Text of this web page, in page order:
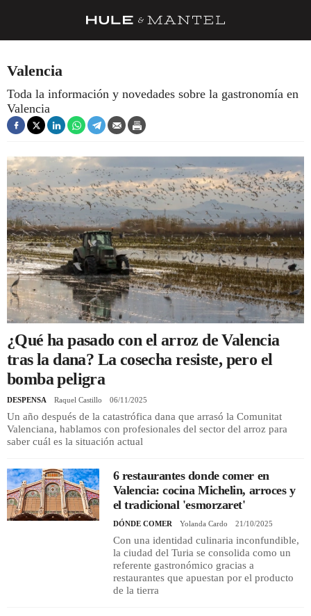
DESPENSA
BARRAS Y ESTRELLAS
DÓNDE COMER
ÍDOLOS DE MESAS
CUADERNO DE VIAJE
TRADICIÓN
MENÚ DEL DÍA
A CUCHILLO
REGISTRO
Valencia
Toda la información y novedades sobre la gastronomía en
Valencia
¿Qué ha pasado con el arroz de Valencia
tras la dana? La cosecha resiste, pero el
bomba peligra
DESPENSA Raquel Castillo 06/11/2025
Un año después de la catastrófica dana que arrasó la Comunitat
Valenciana, hablamos con profesionales del sector del arroz para
saber cuál es la situación actual
6 restaurantes donde comer en
Valencia: cocina Michelin, arroces y
el tradicional 'esmorzaret'
DÓNDE COMER Yolanda Cardo 21/10/2025
Con una identidad culinaria inconfundible,
la ciudad del Turia se consolida como un
referente gastronómico gracias a
restaurantes que apuestan por el producto
de la tierra